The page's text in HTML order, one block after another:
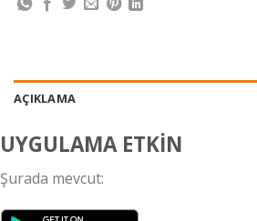
AÇIKLAMA
UYGULAMA ETKİN
Şurada mevcut: